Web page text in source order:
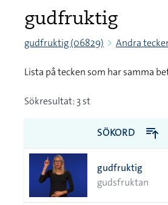
gudfruktig
gudfruktig (06829) Andra
Lista på tecken som har samma
Sökresultat: 3 st
SÖKORD
gudfruktig
gudsfruktan